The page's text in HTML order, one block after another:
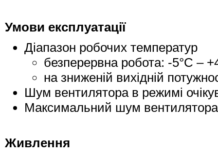
Умови експлуатації
Діапазон робочих температур
безперервна робота: -5°C –
на зниженій вихідній
Шум вентилятора в режимі
Максимальний шум
Живлення